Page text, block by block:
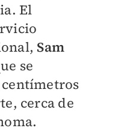
El
Sam
se
centímetros
cerca de